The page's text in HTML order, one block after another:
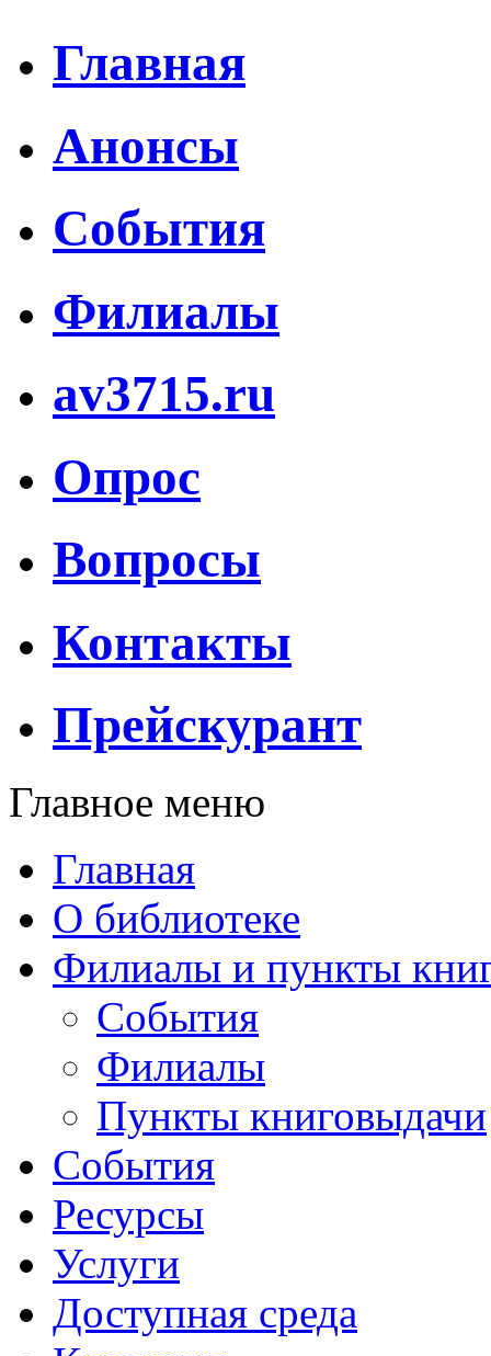
Главная
Анонсы
События
Филиалы
av3715.ru
Опрос
Вопросы
Контакты
Прейскурант
Главное меню
Главная
О библиотеке
Филиалы и пункты
События
Филиалы
Пункты книговыдачи
События
Ресурсы
Услуги
Доступная среда